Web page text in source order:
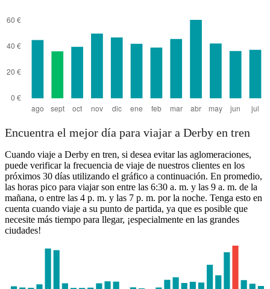
Encuentra el mejor día para viajar a Derby en tren
Cuando viaje a Derby en tren, si desea evitar las aglomeraciones,
puede verificar la frecuencia de viaje de nuestros clientes en los
próximos 30 días utilizando el gráfico a continuación. En promedio,
las horas pico para viajar son entre las 6:30 a. m. y las 9 a. m. de la
mañana, o entre las 4 p. m. y las 7 p. m. por la noche. Tenga esto en
cuenta cuando viaje a su punto de partida, ya que es posible que
necesite más tiempo para llegar, ¡especialmente en las grandes
ciudades!